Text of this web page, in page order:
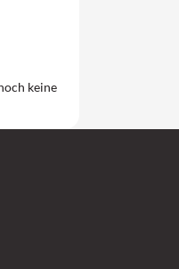
keine